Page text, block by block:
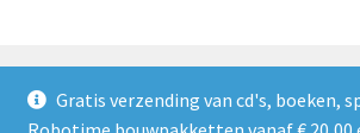
Gratis verzending van cd's, boeken,